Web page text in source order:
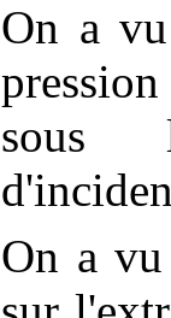
On a
sous
On a vu